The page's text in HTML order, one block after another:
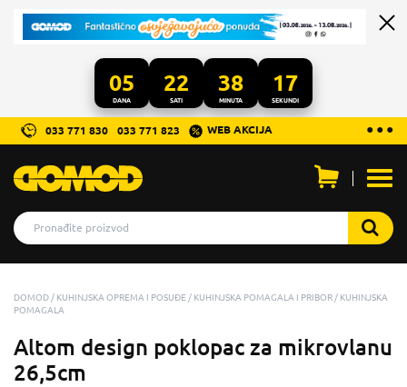
05
DANA
22
SATI
38
MINUTA
17
SEKUNDI
...
● ● ●
033 771 830 033 771 823 WEB AKCIJA
DOMOD KUHINJSKA OPREMA I POSUĐE KUHINJSKA POMAGALA I PRIBOR
KUHINJSKA
POMAGALA
Altom design poklopac za mikrovlanu
26,5cm